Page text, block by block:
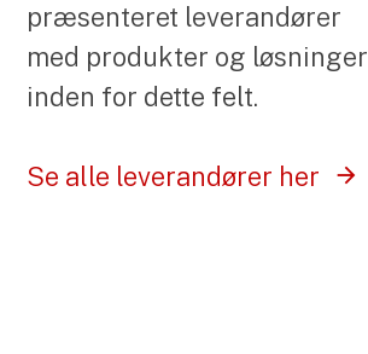
præsenteret leverandører
med produkter og løsninger
inden for dette felt.
Se alle leverandører her